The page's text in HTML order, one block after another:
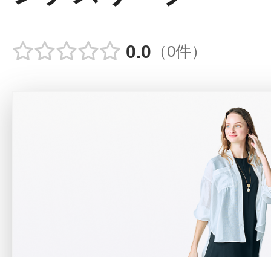
アテニア
アテニアの「
お友達紹介サ
0.0 （0件）